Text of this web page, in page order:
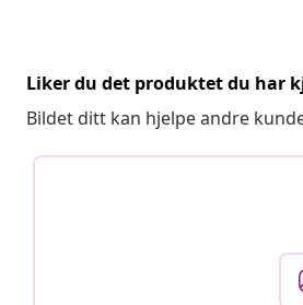
Liker du det produktet du har
Bildet ditt kan hjelpe andre